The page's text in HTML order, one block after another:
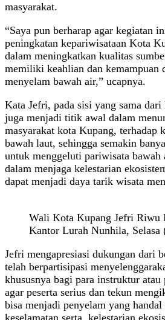
masyarakat.
“Saya pun berharap agar kegiatan
peningkatan kepariwisataan Kota
dalam meningkatkan kualitas
memiliki keahlian dan kemampuan
menyelam bawah air,” ucapnya.
Kata Jefri, pada sisi yang sama
juga menjadi titik awal dalam
masyarakat kota Kupang, terhadap
bawah laut, sehingga semakin
untuk menggeluti pariwisata bawah
dalam menjaga kelestarian
dapat menjadi daya tarik wisata
Wali Kota Kupang Jefri Riwu
Kantor Lurah Nunhila, Selasa
Jefri mengapresiasi dukungan dari
telah berpartisipasi
khususnya bagi para instruktur atau
agar peserta serius dan tekun
bisa menjadi penyelam yang handal
keselamatan serta, kelestarian